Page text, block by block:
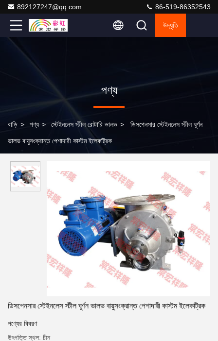
892127247@qq.com 86-519-86352543
উদ্ধৃতি
পণ্য
বাড়ি > পণ্য > স্টেইনলেস স্টীল রোটারি ভালভ > ডিসপেনসার স্টেইনলেস স্টীল ঘূর্ণন
ভালভ বায়ুসংক্রান্ত পেশাদারী কাস্টম ইলেকট্রিক
ডিসপেনসার স্টেইনলেস স্টীল ঘূর্ণন ভালভ বায়ুসংক্রান্ত পেশাদারী কাস্টম ইলেকট্রিক
পণ্যের বিবরণ
উৎপত্তি স্থল: চীন